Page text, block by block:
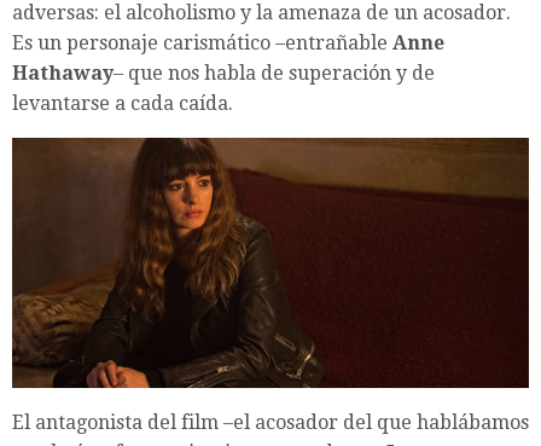
adversas: el alcoholismo y la amenaza de un acosador.
Es un personaje carismático –entrañable Anne
Hathaway– que nos habla de superación y de
levantarse a cada caída.
El antagonista del film –el acosador del que hablábamos